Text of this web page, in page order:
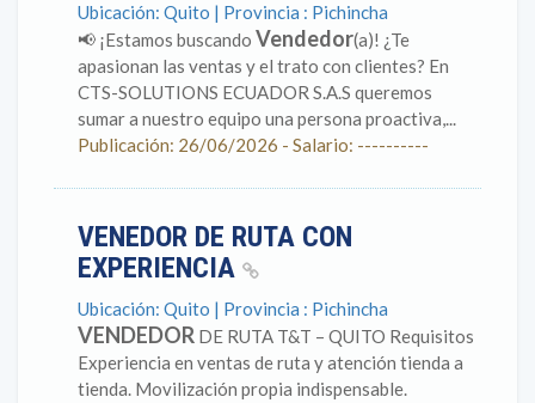
Ubicación: Quito | Provincia : Pichincha
📢 ¡Estamos buscando Vendedor(a)! ¿Te
apasionan las ventas y el trato con clientes? En
CTS-SOLUTIONS ECUADOR S.A.S queremos
sumar a nuestro equipo una persona proactiva,...
Publicación: 26/06/2026 - Salario: ----------
VENEDOR DE RUTA CON
EXPERIENCIA
Ubicación: Quito | Provincia : Pichincha
VENDEDOR DE RUTA T&T – QUITO Requisitos
Experiencia en ventas de ruta y atención tienda a
tienda. Movilización propia indispensable.